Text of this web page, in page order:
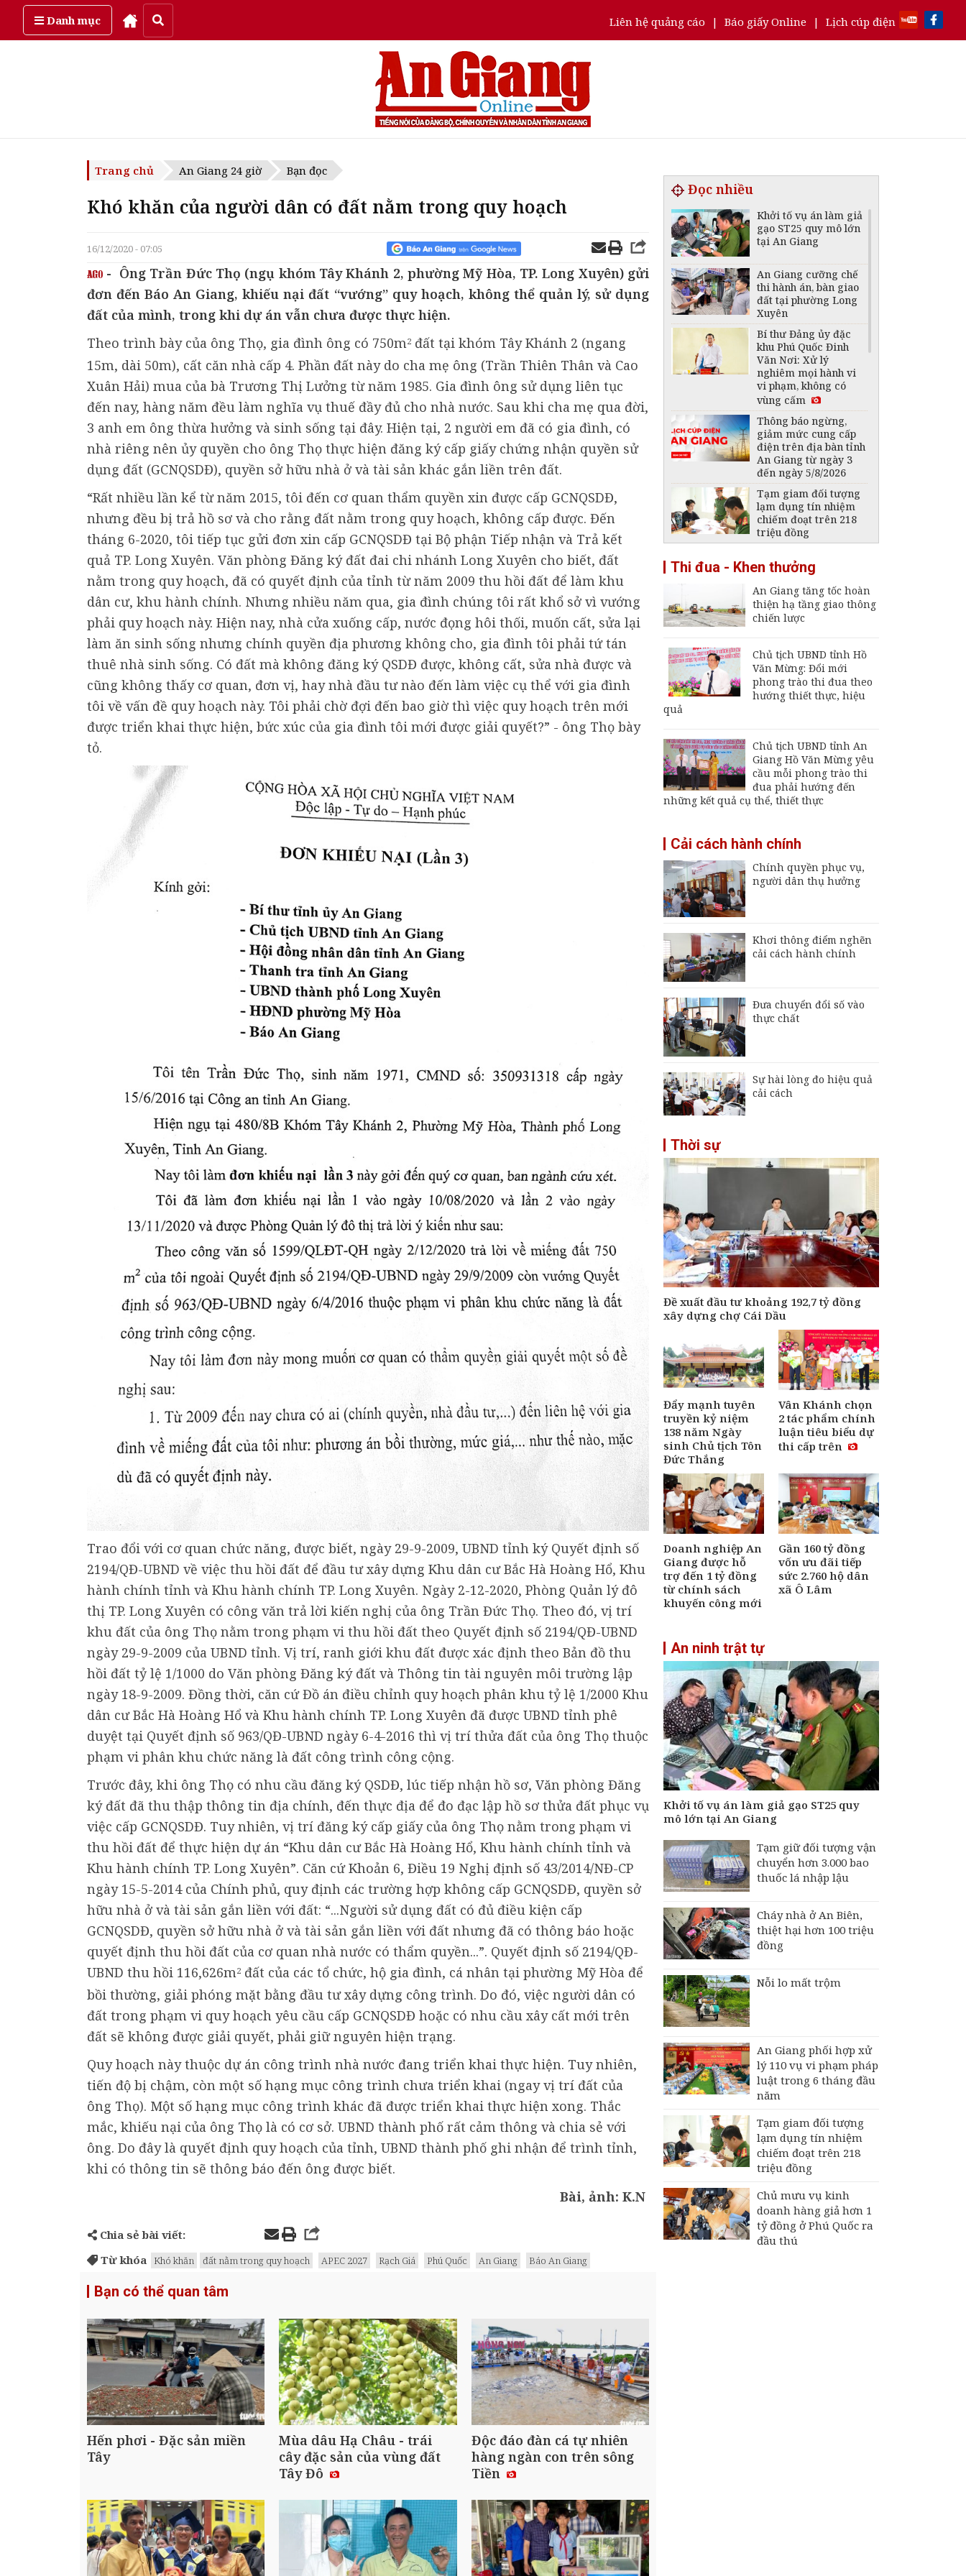
Danh mục Liên hệ quảng cáo | Báo giấy Online | Lịch cúp điện
Thứ năm, ngày 6/08/2026
Trang chủ An Giang 24 giờ Bạn đọc
Khó khăn của người dân có đất nằm trong quy hoạch
16/12/2020 - 07:05
- Ông Trần Đức Thọ (ngụ khóm Tây Khánh 2, phường Mỹ Hòa, TP. Long Xuyên) gửi
đơn đến Báo An Giang, khiếu nại đất “vướng” quy hoạch, không thể quản lý, sử dụng
đất của mình, trong khi dự án vẫn chưa được thực hiện.
Theo trình bày của ông Thọ, gia đình ông có 750m2 đất tại khóm Tây Khánh 2 (ngang
15m, dài 50m), cất căn nhà cấp 4. Phần đất này do cha mẹ ông (Trần Thiên Thân và Cao
Xuân Hải) mua của bà Trương Thị Lưởng từ năm 1985. Gia đình ông sử dụng liên tục
đến nay, hàng năm đều làm nghĩa vụ thuế đầy đủ cho nhà nước. Sau khi cha mẹ qua đời,
3 anh em ông thừa hưởng và sinh sống tại đây. Hiện tại, 2 người em đã có gia đình, có
nhà riêng nên ủy quyền cho ông Thọ thực hiện đăng ký cấp giấy chứng nhận quyền sử
dụng đất (GCNQSDĐ), quyền sở hữu nhà ở và tài sản khác gắn liền trên đất.
“Rất nhiều lần kể từ năm 2015, tôi đến cơ quan thẩm quyền xin được cấp GCNQSDĐ,
nhưng đều bị trả hồ sơ và cho rằng đất nằm trong quy hoạch, không cấp được. Đến
tháng 6-2020, tôi tiếp tục gửi đơn xin cấp GCNQSDĐ tại Bộ phận Tiếp nhận và Trả kết
quả TP. Long Xuyên. Văn phòng Đăng ký đất đai chi nhánh Long Xuyên cho biết, đất
nằm trong quy hoạch, đã có quyết định của tỉnh từ năm 2009 thu hồi đất để làm khu
dân cư, khu hành chính. Nhưng nhiều năm qua, gia đình chúng tôi rất khổ sở vì vướng
phải quy hoạch này. Hiện nay, nhà cửa xuống cấp, nước đọng hôi thối, muốn cất, sửa lại
làm ăn sinh sống nhưng chính quyền địa phương không cho, gia đình tôi phải tứ tán
thuê nhà sinh sống. Có đất mà không đăng ký QSDĐ được, không cất, sửa nhà được và
cũng không thấy cơ quan, đơn vị, hay nhà đầu tư nào đến làm việc cụ thể với gia đình
tôi về vấn đề quy hoạch này. Tôi phải chờ đợi đến bao giờ thì việc quy hoạch trên mới
được triển khai thực hiện, bức xúc của gia đình tôi mới được giải quyết?” - ông Thọ bày
tỏ.
Trao đổi với cơ quan chức năng, được biết, ngày 29-9-2009, UBND tỉnh ký Quyết định số
2194/QĐ-UBND về việc thu hồi đất để đầu tư xây dựng Khu dân cư Bắc Hà Hoàng Hổ, Khu
hành chính tỉnh và Khu hành chính TP. Long Xuyên. Ngày 2-12-2020, Phòng Quản lý đô
thị TP. Long Xuyên có công văn trả lời kiến nghị của ông Trần Đức Thọ. Theo đó, vị trí
khu đất của ông Thọ nằm trong phạm vi thu hồi đất theo Quyết định số 2194/QĐ-UBND
ngày 29-9-2009 của UBND tỉnh. Vị trí, ranh giới khu đất được xác định theo Bản đồ thu
hồi đất tỷ lệ 1/1000 do Văn phòng Đăng ký đất và Thông tin tài nguyên môi trường lập
ngày 18-9-2009. Đồng thời, căn cứ Đồ án điều chỉnh quy hoạch phân khu tỷ lệ 1/2000 Khu
dân cư Bắc Hà Hoàng Hổ và Khu hành chính TP. Long Xuyên đã được UBND tỉnh phê
duyệt tại Quyết định số 963/QĐ-UBND ngày 6-4-2016 thì vị trí thửa đất của ông Thọ thuộc
phạm vi phân khu chức năng là đất công trình công cộng.
Trước đây, khi ông Thọ có nhu cầu đăng ký QSDĐ, lúc tiếp nhận hồ sơ, Văn phòng Đăng
ký đất đã thu thập thông tin địa chính, đến thực địa để đo đạc lập hồ sơ thửa đất phục vụ
việc cấp GCNQSDĐ. Tuy nhiên, vị trí đăng ký cấp giấy của ông Thọ nằm trong phạm vi
thu hồi đất để thực hiện dự án “Khu dân cư Bắc Hà Hoàng Hổ, Khu hành chính tỉnh và
Khu hành chính TP. Long Xuyên”. Căn cứ Khoản 6, Điều 19 Nghị định số 43/2014/NĐ-CP
ngày 15-5-2014 của Chính phủ, quy định các trường hợp không cấp GCNQSDĐ, quyền sở
hữu nhà ở và tài sản gắn liền với đất: “...Người sử dụng đất có đủ điều kiện cấp
GCNQSDĐ, quyền sở hữu nhà ở và tài sản gắn liền với đất nhưng đã có thông báo hoặc
quyết định thu hồi đất của cơ quan nhà nước có thẩm quyền...”. Quyết định số 2194/QĐ-
UBND thu hồi 116,626m2 đất của các tổ chức, hộ gia đình, cá nhân tại phường Mỹ Hòa để
bồi thường, giải phóng mặt bằng đầu tư xây dựng công trình. Do đó, việc người dân có
đất trong phạm vi quy hoạch yêu cầu cấp GCNQSDĐ hoặc có nhu cầu xây cất mới trên
đất sẽ không được giải quyết, phải giữ nguyên hiện trạng.
Quy hoạch này thuộc dự án công trình nhà nước đang triển khai thực hiện. Tuy nhiên,
tiến độ bị chậm, còn một số hạng mục công trình chưa triển khai (ngay vị trí đất của
ông Thọ). Một số hạng mục công trình khác đã được triển khai thực hiện xong. Thắc
mắc, khiếu nại của ông Thọ là có cơ sở. UBND thành phố rất cảm thông và chia sẻ với
ông. Do đây là quyết định quy hoạch của tỉnh, UBND thành phố ghi nhận để trình tỉnh,
khi có thông tin sẽ thông báo đến ông được biết.
Bài, ảnh: K.N
Chia sẻ bài viết:
Từ khóa
Khó khăn đất nằm trong quy hoạch APEC 2027 Rạch Giá Phú Quốc An Giang Báo An Giang
Bạn có thể quan tâm
Hến phơi - Đặc sản miền
Tây
Mùa dâu Hạ Châu - trái
cây đặc sản của vùng đất
Tây Đô
Độc đáo đàn cá tự nhiên
hàng ngàn con trên sông
Tiền
Đọc nhiều
Khởi tố vụ án làm giả
gạo ST25 quy mô lớn
tại An Giang
An Giang cưỡng chế
thi hành án, bàn giao
đất tại phường Long
Xuyên
Bí thư Đảng ủy đặc
khu Phú Quốc Đinh
Văn Nơi: Xử lý
nghiêm mọi hành vi
vi phạm, không có
vùng cấm
Thông báo ngừng,
giảm mức cung cấp
điện trên địa bàn tỉnh
An Giang từ ngày 3
đến ngày 5/8/2026
Tạm giam đối tượng
lạm dụng tín nhiệm
chiếm đoạt trên 218
triệu đồng
Hồ Văn Mừng: Chấm
dứt hợp đồng với nhà
thầu vi phạm, chậm
tiến độ
Chủ tịch UBND tỉnh
án chậm 6 tháng, yêu
cầu xử lý trách nhiệm
Phát hiện 1 thi thể
trong vụ 2 ngư dân
Phó Bí thư Tỉnh ủy An
Giang Trần Thị
Thanh Hương chỉ đạo
tháo gỡ vướng mắc
dự án cầu Kênh 3
điện trên địa bàn tỉnh
7/8/2026
Thi đua - Khen thưởng
An Giang tăng tốc hoàn
thiện hạ tầng giao thông
chiến lược
Chủ tịch UBND tỉnh Hồ
Văn Mừng: Đổi mới
phong trào thi đua theo
hướng thiết thực, hiệu
quả
Chủ tịch UBND tỉnh An
Giang Hồ Văn Mừng yêu
cầu mỗi phong trào thi
đua phải hướng đến
những kết quả cụ thể, thiết thực
Cải cách hành chính
Chính quyền phục vụ,
người dân thụ hưởng
Khơi thông điểm nghẽn
cải cách hành chính
Đưa chuyển đổi số vào
thực chất
Sự hài lòng đo hiệu quả
cải cách
Thời sự
Đề xuất đầu tư khoảng 192,7 tỷ đồng
xây dựng chợ Cái Dầu
Đẩy mạnh tuyên
truyền kỷ niệm
138 năm Ngày
sinh Chủ tịch Tôn
Đức Thắng
Vân Khánh chọn
2 tác phẩm chính
luận tiêu biểu dự
thi cấp trên
Doanh nghiệp An
Giang được hỗ
trợ đến 1 tỷ đồng
từ chính sách
khuyến công mới
Gần 160 tỷ đồng
vốn ưu đãi tiếp
sức 2.760 hộ dân
xã Ô Lâm
An ninh trật tự
Khởi tố vụ án làm giả gạo ST25 quy
mô lớn tại An Giang
Tạm giữ đối tượng vận
chuyển hơn 3.000 bao
thuốc lá nhập lậu
Cháy nhà ở An Biên,
thiệt hại hơn 100 triệu
đồng
Nỗi lo mất trộm
An Giang phối hợp xử
lý 110 vụ vi phạm pháp
luật trong 6 tháng đầu
năm
Tạm giam đối tượng
lạm dụng tín nhiệm
chiếm đoạt trên 218
triệu đồng
Chủ mưu vụ kinh
doanh hàng giả hơn 1
tỷ đồng ở Phú Quốc ra
đầu thú